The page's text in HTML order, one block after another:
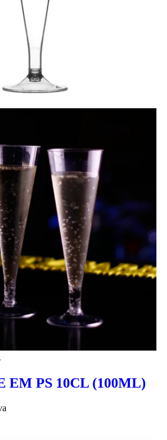
EM PS 10CL (100ML)